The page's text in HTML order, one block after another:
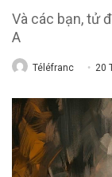
Và các bạn, tử
A
Téléfranc 20